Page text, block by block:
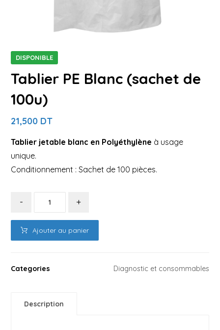
DISPONIBLE
Tablier PE Blanc (sachet de
100u)
21,500 DT
Tablier jetable blanc en Polyéthylène à usage
unique.
Conditionnement : Sachet de 100 pièces.
- +
Ajouter au panier
Categories Diagnostic et consommables
Description